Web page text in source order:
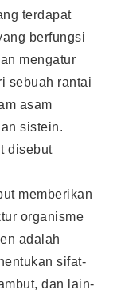
terdapat
berfungsi
mengatur
sebuah rantai
asam
sistein.
disebut
memberikan
organisme
adalah
sifat-
dan lain-